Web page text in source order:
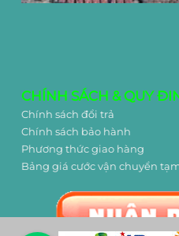
CHÍNH SÁCH & QUY
Chính sách đổi trả
Chính sách bảo hành
Phương thức giao hàng
Bảng giá cước vận chuyển